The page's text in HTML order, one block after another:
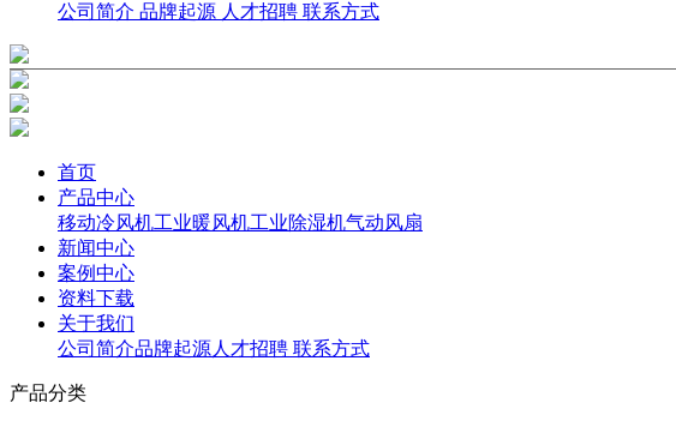
公司简介 品牌起源 人才招聘 联系方式
首页
产品中心
移动冷风机工业暖风机工业除湿机气动风扇
新闻中心
案例中心
资料下载
关于我们
公司简介品牌起源人才招聘 联系方式
产品分类